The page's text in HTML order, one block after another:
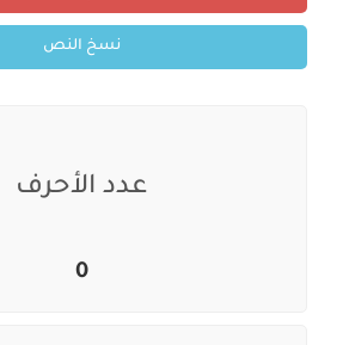
نسخ النص
عدد الأحرف
0